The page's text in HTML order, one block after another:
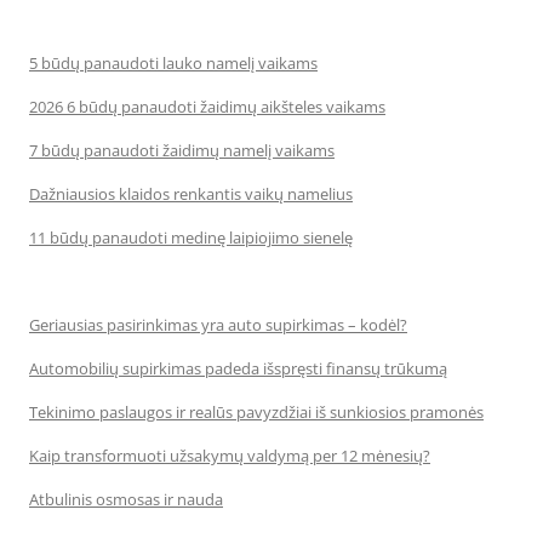
5 būdų panaudoti lauko namelį vaikams
2026 6 būdų panaudoti žaidimų aikšteles vaikams
7 būdų panaudoti žaidimų namelį vaikams
Dažniausios klaidos renkantis vaikų namelius
11 būdų panaudoti medinę laipiojimo sienelę
Geriausias pasirinkimas yra auto supirkimas – kodėl?
Automobilių supirkimas padeda išspręsti finansų trūkumą
Tekinimo paslaugos ir realūs pavyzdžiai iš sunkiosios pramonės
Kaip transformuoti užsakymų valdymą per 12 mėnesių?
Atbulinis osmosas ir nauda